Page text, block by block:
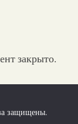
закрыто.
защищены.